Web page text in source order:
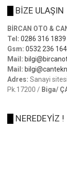
BİZE ULAŞIN
BİRCAN OTO &
Tel: 0286 316 1839
Gsm: 0532 236
Mail:
Mail:
Adres: Sanayi
Pk.17200 / Biga/
NEREDEYİZ !